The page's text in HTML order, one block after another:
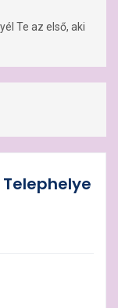
Te az első, aki